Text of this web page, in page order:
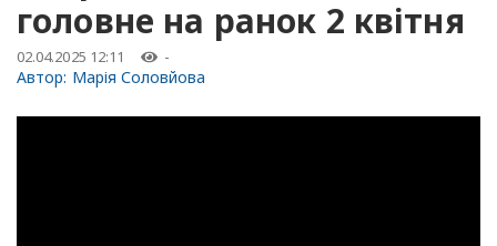
головне на ранок 2 квітня
02.04.2025 12:11 -
Автор: Марія Соловйова